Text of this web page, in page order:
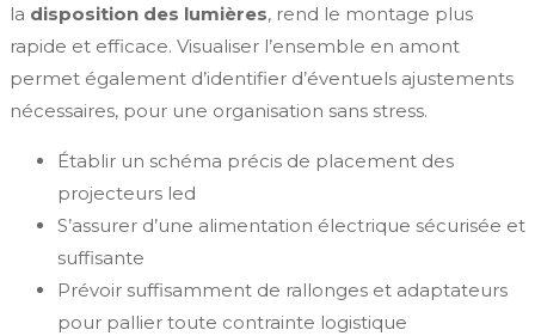
la disposition des lumières, rend le montage plus
rapide et efficace. Visualiser l’ensemble en amont
permet également d’identifier d’éventuels ajustements
nécessaires, pour une organisation sans stress.
Établir un schéma précis de placement des
projecteurs led
S’assurer d’une alimentation électrique sécurisée et
suffisante
Prévoir suffisamment de rallonges et adaptateurs
pour pallier toute contrainte logistique